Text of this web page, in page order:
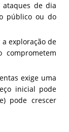
ataques de dia
público ou do
a exploração de
comprometem
exige uma
inicial pode
pode crescer